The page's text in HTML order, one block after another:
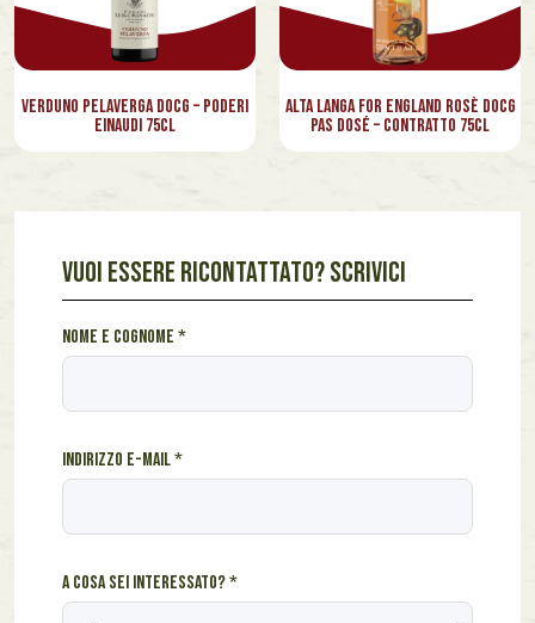
Verduno Pelaverga Docg – Poderi
Einaudi 75cl
Alta Langa For England Rosè Docg
Pas Dosé – Contratto 75cl
VUOI ESSERE RICONTATTATO? SCRIVICI
Nome e cognome *
Indirizzo e-mail*
A cosa sei interessato?*